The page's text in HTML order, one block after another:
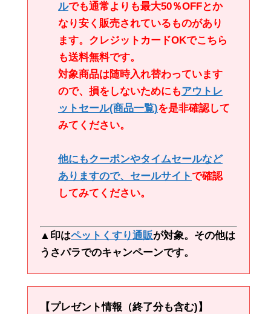
ルでも通常よりも最大50％OFFとか
なり安く販売されているものがあり
ます。クレジットカードOKでこちら
も送料無料です。
対象商品は随時入れ替わっています
ので、損をしないためにもアウトレ
ットセール(商品一覧)を是非確認して
みてください。
他にもクーポンやタイムセールなど
ありますので、 セールサイトで確認
してみてください。
▲印はペットくすり通販が対象。その他は
うさパラでのキャンペーンです。
【プレゼント情報（終了分も含む)】